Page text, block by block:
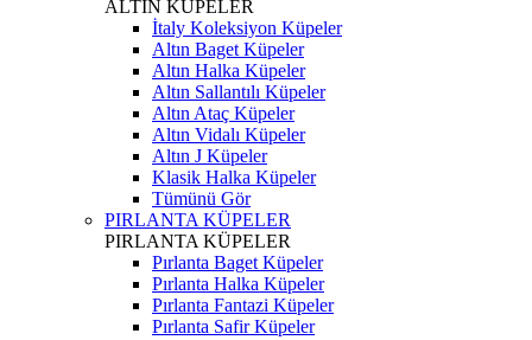
ALTIN KÜPELER
İtaly Koleksiyon Küpeler
Altın Baget Küpeler
Altın Halka Küpeler
Altın Sallantılı Küpeler
Altın Ataç Küpeler
Altın Vidalı Küpeler
Altın J Küpeler
Klasik Halka Küpeler
Tümünü Gör
PIRLANTA KÜPELER
PIRLANTA KÜPELER
Pırlanta Baget Küpeler
Pırlanta Halka Küpeler
Pırlanta Fantazi Küpeler
Pırlanta Safir Küpeler